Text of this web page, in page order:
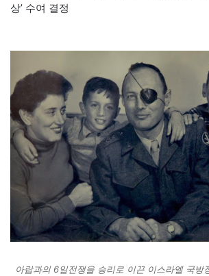
상’ 수여 결정
아랍과의 6일전쟁을 승리로 이끈 이스라엘 국방